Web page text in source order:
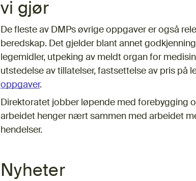
vi gjør
De fleste av DMPs øvrige oppgaver er også
beredskap. Det gjelder blant annet
legemidler, utpeking av meldt organ for
utstedelse av tillatelser, fastsettelse av pris på
oppgaver.
Direktoratet jobber løpende med forebygging
arbeidet henger nært sammen med arbeidet
hendelser.
Nyheter